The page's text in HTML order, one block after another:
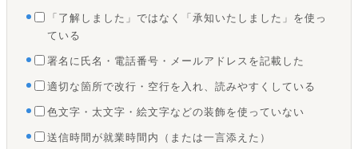
「了解しました」ではなく「承知いたしました」を使っ
ている
署名に氏名・電話番号・メールアドレスを記載した
適切な箇所で改行・空行を入れ、読みやすくしている
色文字・太文字・絵文字などの装飾を使っていない
送信時間が就業時間内（または一言添えた）